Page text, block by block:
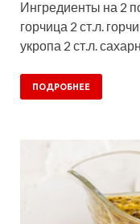
Ингредиенты на 2
горчица 2 ст.л.
укропа 2 ст.л.
ПОДРОБНЕЕ